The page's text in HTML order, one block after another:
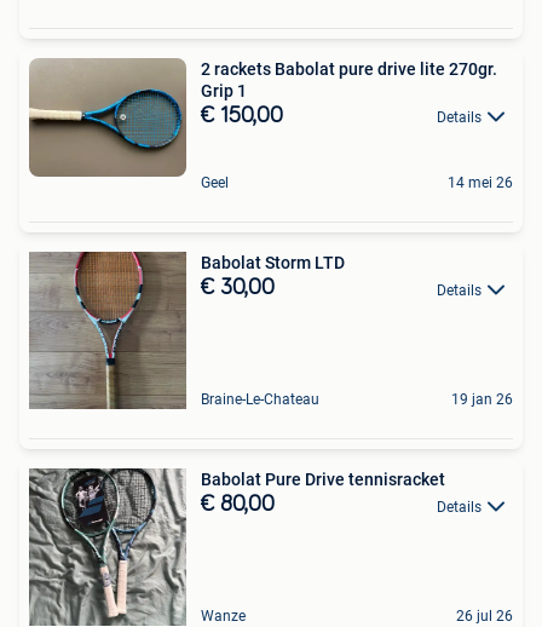
2 rackets Babolat pure drive lite 270gr.
Grip 1
€ 150,00 Details
Geel 14 mei 26
Babolat Storm LTD
€ 30,00 Details
Braine-Le-Chateau 19 jan 26
Babolat Pure Drive tennisracket
€ 80,00 Details
Wanze 26 jul 26